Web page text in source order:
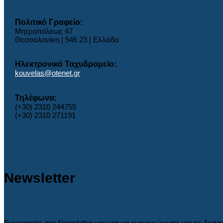
Πολιτικό Γραφείο:
Μητροπόλεως 47
Θεσσαλονίκη | 546 23 | Ελλάδα
Ηλεκτρονικό Ταχυδρομείο:
kouvelas@otenet.gr
Τηλέφωνα:
(+30) 2310 244755
(+30) 2310 271191
Newsletter